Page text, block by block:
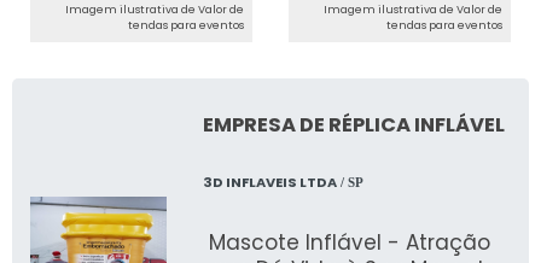
Imagem ilustrativa de Valor de
tendas para eventos
Imagem ilustrativa de Valor de
tendas para eventos
EMPRESA DE RÉPLICA INFLÁVEL
3D INFLAVEIS LTDA/ SP
Mascote Inflável - Atração